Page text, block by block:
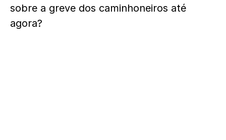
sobre a greve dos caminhoneiros até
agora?